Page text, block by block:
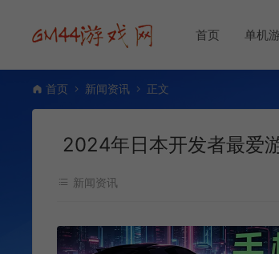
首页 单机
首页 新闻资讯 正文
2024年日本开发者最爱
新闻资讯